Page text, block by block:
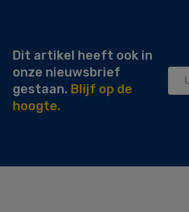
Dit artikel heeft ook in
onze nieuwsbrief
gestaan. Blijf op de
hoogte.